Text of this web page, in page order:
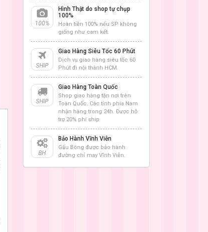
100%
Hình Thật do shop tự chụp
100%
Hoàn tiền 100% nếu SP không
giống như cam kết.
SHIP
Giao Hàng Siêu Tốc 60 Phút
Dịch vụ giao hàng siêu tốc 60
Phút đi nội thành HCM.
SHIP
Giao Hàng Toàn Quốc
Shop giao hàng tận nơi trên
Toàn Quốc. Các tỉnh phía Nam
nhận hàng trong 24h. Được hỗ
trợ 20% phí ship
BH
Bảo Hành Vĩnh Viễn
Gấu Bông được bảo hành
đường chỉ may Vĩnh Viễn.